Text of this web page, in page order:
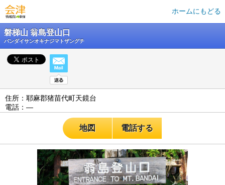
ホームにもどる
磐梯山 翁島登山口
バンダイサンオキナジマトザングチ
住所：耶麻郡猪苗代町天鏡台
電話：―
地図 電話する